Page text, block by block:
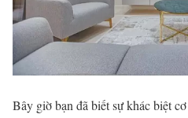
Bây giờ bạn đã biết sự khác biệt